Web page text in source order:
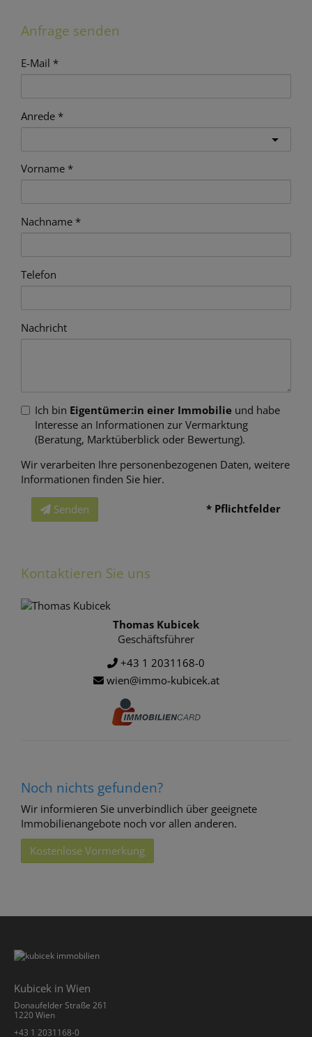
Anfrage senden
E-Mail
Anrede
Vorname
Nachname
Telefon
Nachricht
Ich bin Eigentümer:in einer Immobilie und habe
Interesse an Informationen zur Vermarktung
(Beratung, Marktüberblick oder Bewertung).
Wir verarbeiten Ihre personenbezogenen Daten, weitere
Informationen finden Sie hier.
Senden * Pflichtfelder
Kontaktieren Sie uns
Thomas Kubicek
Geschäftsführer
+43 1 2031168-0
wien@immo-kubicek.at
Noch nichts gefunden?
Wir informieren Sie unverbindlich über geeignete
Immobilienangebote noch vor allen anderen.
Kostenlose Vormerkung
Kubicek in Wien
Donaufelder Straße 261
1220 Wien
+43 1 2031168-0